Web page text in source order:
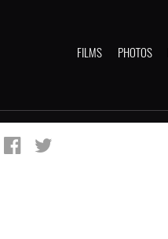
FILMS PHOTOS